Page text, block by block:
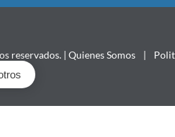
reservados. | Quienes Somos |